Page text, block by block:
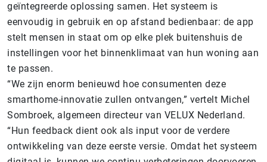
geïntegreerde oplossing samen. Het systeem is
eenvoudig in gebruik en op afstand bedienbaar: de app
stelt mensen in staat om op elke plek buitenshuis de
instellingen voor het binnenklimaat van hun woning aan
te passen.
“We zijn enorm benieuwd hoe consumenten deze
smarthome-innovatie zullen ontvangen,” vertelt Michel
Sombroek, algemeen directeur van VELUX Nederland.
“Hun feedback dient ook als input voor de verdere
ontwikkeling van deze eerste versie. Omdat het systeem